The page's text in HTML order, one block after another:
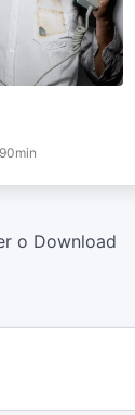
90min
o Download